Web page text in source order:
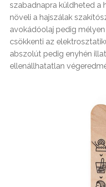
szabadnapra küldheted a
növeli a hajszálak
avokádóolaj pedig
csökkenti az
abszolút pedig enyhén
ellenállhatatlan